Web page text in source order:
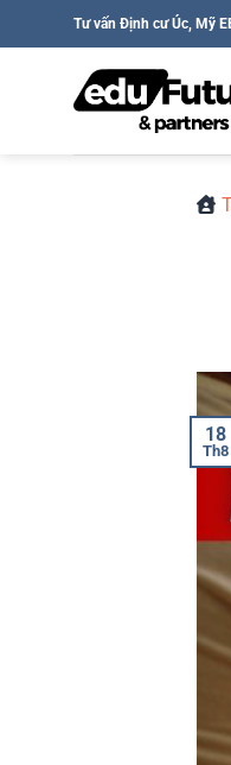
qua
Tư vấn Định cư Úc, Mỹ
18
Th8